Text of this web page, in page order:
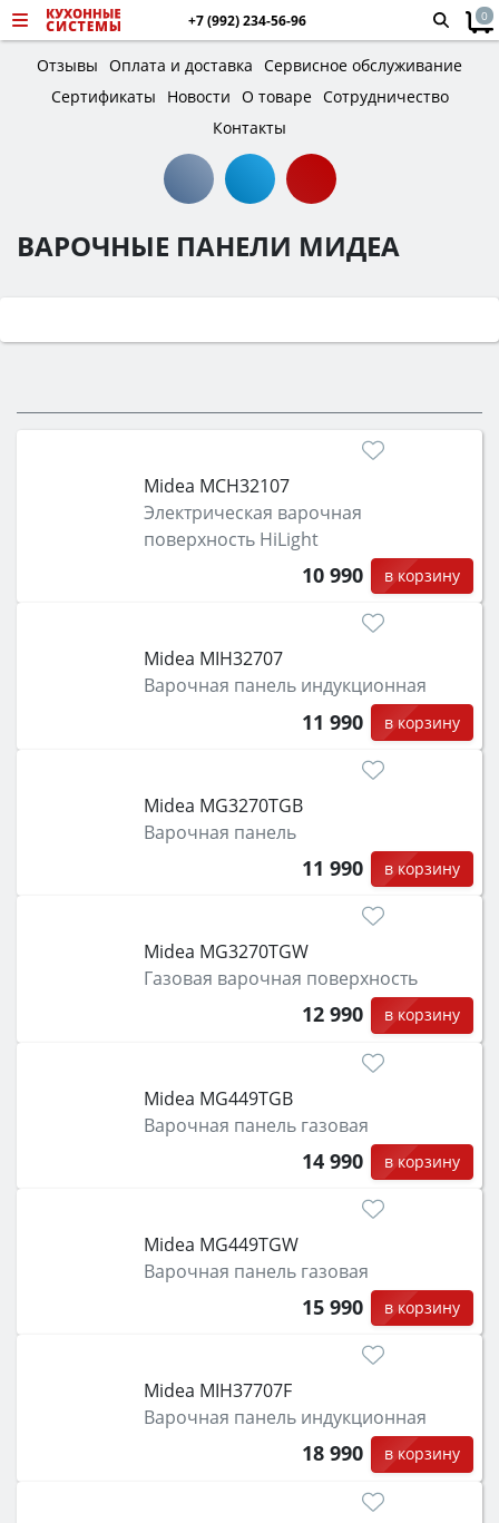
+7 (992) 234-56-96 0
Отзывы Оплата и доставка Сервисное обслуживание
Сертификаты
Новости О товаре Сотрудничество
Контакты
ВАРОЧНЫЕ ПАНЕЛИ МИДЕА
Midea MCH32107
Электрическая варочная
поверхность HiLight
10 990 в корзину
Midea MIH32707
Варочная панель индукционная
11 990 в корзину
Midea MG3270TGB
Варочная панель
11 990 в корзину
Midea MG3270TGW
Газовая варочная поверхность
12 990 в корзину
Midea MG449TGB
Варочная панель газовая
14 990 в корзину
Midea MG449TGW
Варочная панель газовая
15 990 в корзину
Midea MIH37707F
Варочная панель индукционная
18 990 в корзину